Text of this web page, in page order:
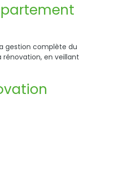
gestion complète du
en veillant